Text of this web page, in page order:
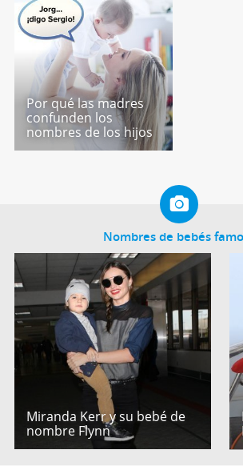
Por qué las madres
confunden los
nombres de los hijos
Nombres de bebés
Miranda Kerr y su bebé de
nombre Flynn